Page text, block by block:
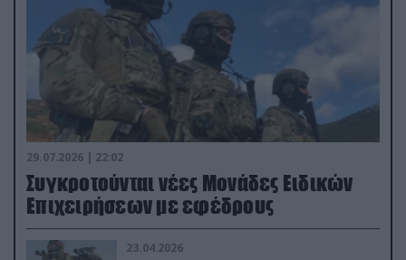
29.07.2026 | 22:02
Συγκροτούνται νέες Μονάδες Ειδικών
Επιχειρήσεων με εφέδρους
23.04.2026